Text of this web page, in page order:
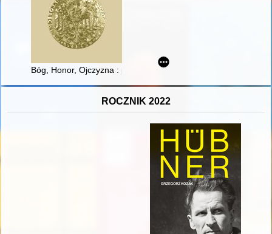
Bóg, Honor, Ojczyzna : przywrócenie czy wprowadzenie
ROCZNIK 2022